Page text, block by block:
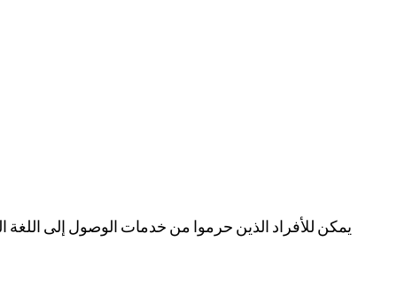
يمكن للأفراد الذين حرموا من خدمات الوصول إلى